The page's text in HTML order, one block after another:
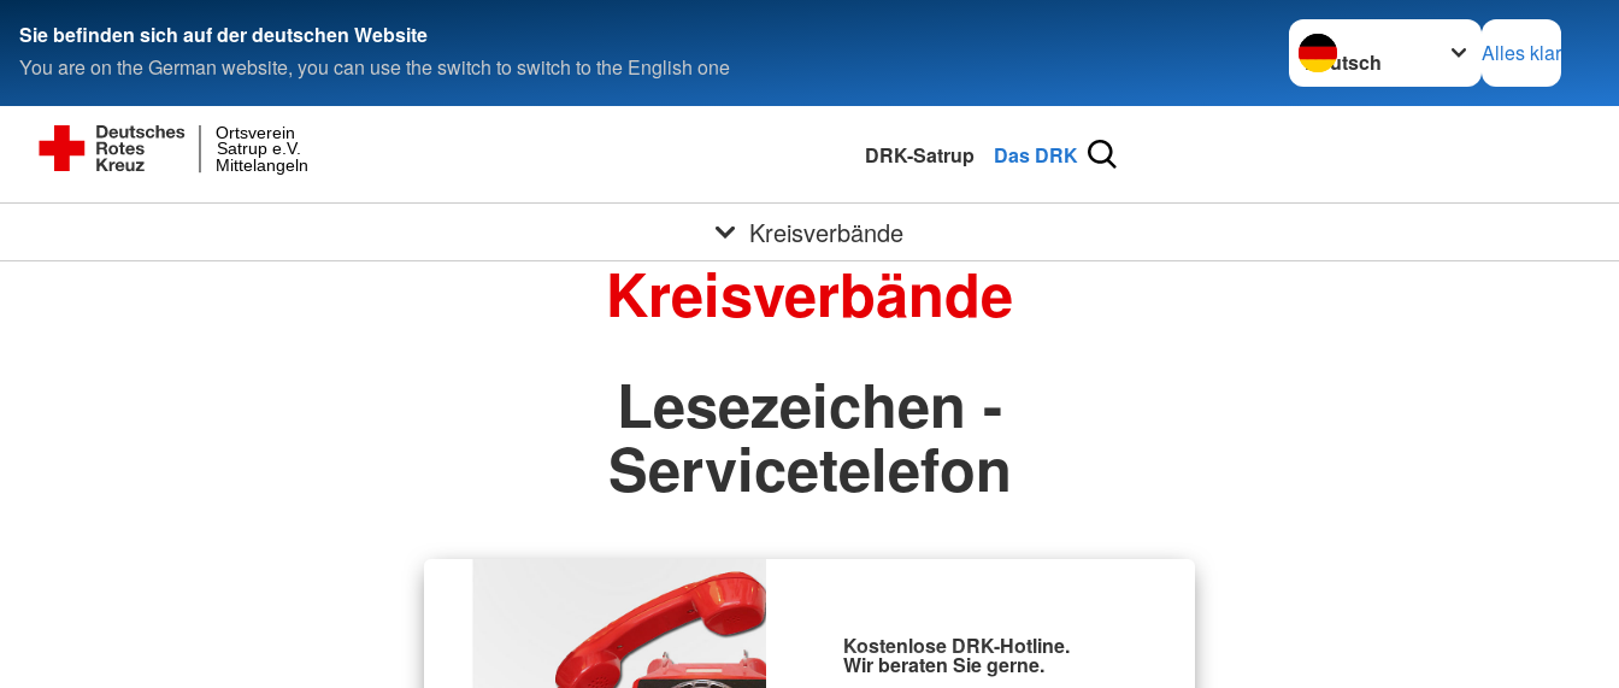
Sie befinden sich auf der deutschen Website
You are on the German website, you can use the switch to switch to the English one
Sprache wechseln zu
Alles klar
Mittelangeln
Satrup e.V.
Ortsverein
DRK-Satrup Das DRK
Kreisverbände
Kreisverbände
Lesezeichen -
Servicetelefon
Kostenlose DRK-Hotline.
Wir beraten Sie gerne.